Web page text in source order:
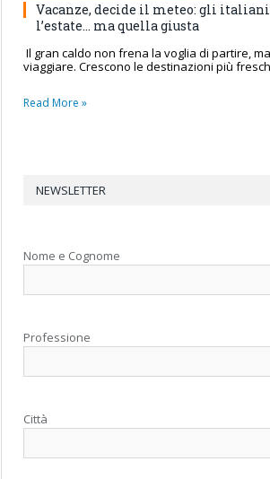
Vacanze, decide il meteo: gli
l’estate… ma quella giusta
Il gran caldo non frena la voglia di partire,
viaggiare. Crescono le destinazioni più
Read More »
NEWSLETTER
Nome e Cognome
Professione
Città